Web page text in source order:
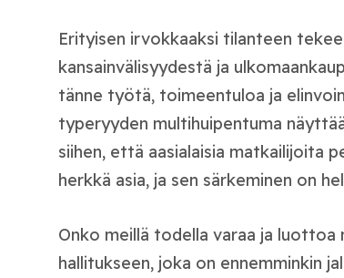
Erityisen irvokkaaksi tilanteen
kansainvälisyydestä ja
tänne työtä, toimeentuloa ja
typeryyden multihuipentuma
siihen, että aasialaisia matkailijoita
herkkä asia, ja sen särkeminen on
Onko meillä todella varaa ja
hallitukseen, joka on ennemminkin